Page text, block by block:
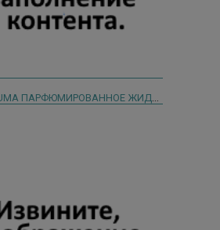
ENZYMA LUMA ПАРФЮМИРОВАННОЕ ЖИДКОЕ МЫЛО 1Л ВИШНЕВЫЙ МУСС